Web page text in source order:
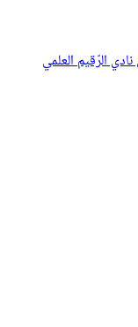
الرّقيم العلمي